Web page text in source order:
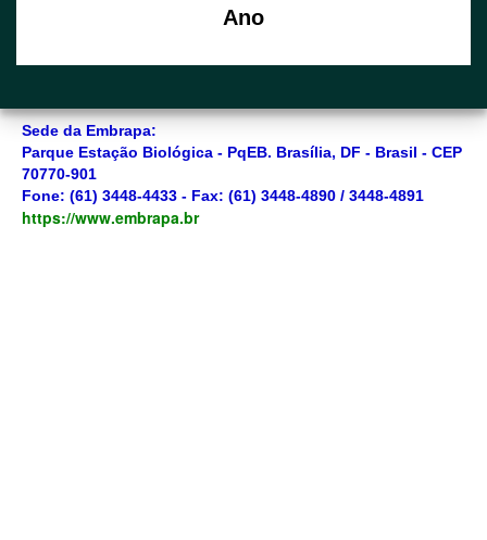
Ano
Sede da Embrapa:
Parque Estação Biológica - PqEB. Brasília, DF - Brasil - CEP
70770-901
Fone: (61) 3448-4433 - Fax: (61) 3448-4890 / 3448-4891
https://www.embrapa.br